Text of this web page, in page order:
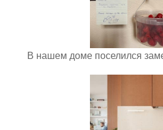
В нашем доме поселился